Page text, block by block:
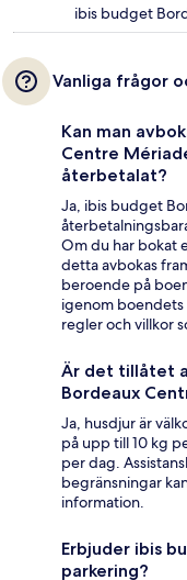
ibis budget
Vanliga frågor
Kan man
Centre
återbetalat?
Ja, ibis budget
Om du har bokat
detta avbokas
beroende på
igenom boendets
regler och villkor
Är det tillåtet
Bordeaux
Ja, husdjur är
på upp till 10 kg
per dag.
begränsningar
information.
Erbjuder ibis
parkering?